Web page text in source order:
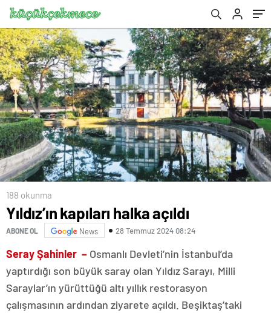
188 okunma
Yıldız’ın kapıları halka açıldı
ABONE OL News 28 Temmuz 2024 08:24
Seray Şahinler – Osmanlı Devleti’nin İstanbul’da
yaptırdığı son büyük saray olan Yıldız Sarayı, Milli
Saraylar’ın yürüttüğü altı yıllık restorasyon
çalışmasının ardından ziyarete açıldı. Beşiktaş’taki